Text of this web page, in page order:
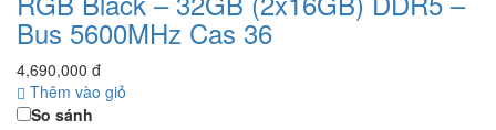
Bus 5600MHz Cas 36
4,690,000 đ
Thêm vào giỏ
So sánh